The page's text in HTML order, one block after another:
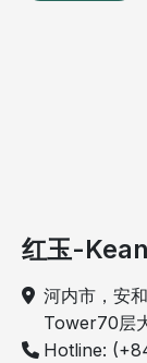
红玉-
河内市，安
Tower70层
Hotline: